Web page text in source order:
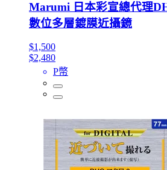
Marumi 日本彩宣總代理
數位多層鍍膜近攝鏡
$1,500
$2,480
P幣